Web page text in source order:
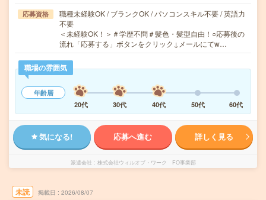
応募資格
職種未経験OK / ブランクOK / パソコンスキル不要 / 英語力
不要
＜未経験OK！＞＃学歴不問＃髪色・髪型自由！○応募後の
流れ「応募する」ボタンをクリック↓メールにてw…
職場の雰囲気
年齢層
20代
30代 40代 50代 60代
気になる! 応募へ進む 詳しく見る
派遣会社 株式会社ウィルオブ・ワーク FO事業部
未読 掲載日 2026/08/07